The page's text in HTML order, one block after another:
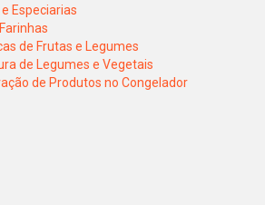
Especiarias
de Frutas e Legumes
de Legumes e Vegetais
de Produtos no Congelador